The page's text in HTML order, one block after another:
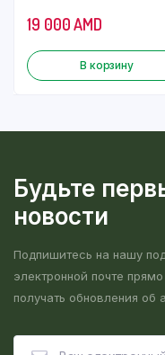
19 000AMD
В корзину
Будьте
новости
Подпишитесь на нашу
электронной почте
получать обновления об